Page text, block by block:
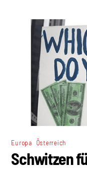
Europa Österreich
Schwitzen